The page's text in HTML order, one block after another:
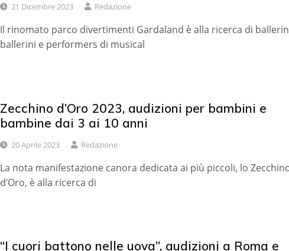
21 Dicembre 2023 Redazione
Il rinomato parco divertimenti Gardaland è alla ricerca di
ballerini e performers di musical
Zecchino d’Oro 2023, audizioni per bambini e
bambine dai 3 ai 10 anni
20 Aprile 2023 Redazione
La nota manifestazione canora dedicata ai più piccoli, lo
d’Oro, è alla ricerca di
“I cuori battono nelle uova”, audizioni a Roma e